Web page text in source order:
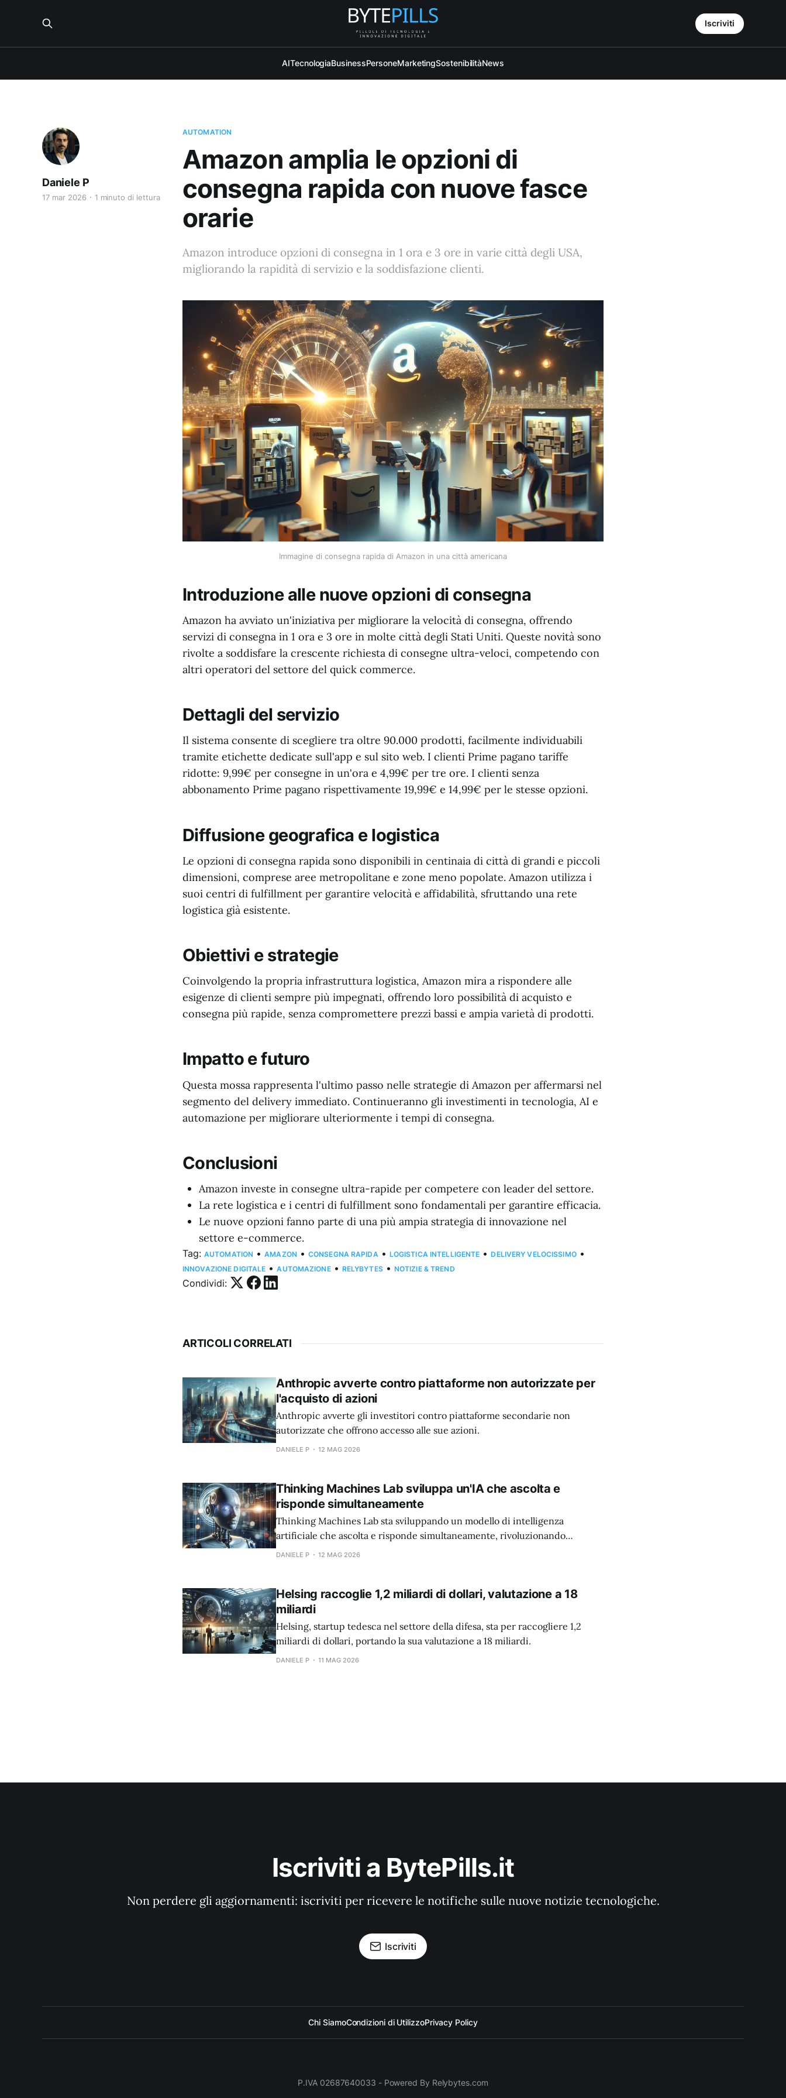
AITecnologiaBusinessPersoneMarketingSostenibilitàNews
Iscriviti
AUTOMATION
Amazon amplia le opzioni di
consegna rapida con nuove fasce
orarie
Amazon introduce opzioni di consegna in 1 ora e 3 ore in varie città degli USA,
migliorando la rapidità di servizio e la soddisfazione clienti.
Daniele P
17 mar 2026 1 minuto di lettura
Immagine di consegna rapida di Amazon in una città americana
Introduzione alle nuove opzioni di consegna
Amazon ha avviato un'iniziativa per migliorare la velocità di consegna, offrendo
servizi di consegna in 1 ora e 3 ore in molte città degli Stati Uniti. Queste novità sono
rivolte a soddisfare la crescente richiesta di consegne ultra-veloci, competendo con
altri operatori del settore del quick commerce.
Dettagli del servizio
Il sistema consente di scegliere tra oltre 90.000 prodotti, facilmente individuabili
tramite etichette dedicate sull'app e sul sito web. I clienti Prime pagano tariffe
ridotte: 9,99€ per consegne in un'ora e 4,99€ per tre ore. I clienti senza
abbonamento Prime pagano rispettivamente 19,99€ e 14,99€ per le stesse opzioni.
Diffusione geografica e logistica
Le opzioni di consegna rapida sono disponibili in centinaia di città di grandi e piccoli
dimensioni, comprese aree metropolitane e zone meno popolate. Amazon utilizza i
suoi centri di fulfillment per garantire velocità e affidabilità, sfruttando una rete
logistica già esistente.
Obiettivi e strategie
Coinvolgendo la propria infrastruttura logistica, Amazon mira a rispondere alle
esigenze di clienti sempre più impegnati, offrendo loro possibilità di acquisto e
consegna più rapide, senza compromettere prezzi bassi e ampia varietà di prodotti.
Impatto e futuro
Questa mossa rappresenta l'ultimo passo nelle strategie di Amazon per affermarsi nel
segmento del delivery immediato. Continueranno gli investimenti in tecnologia, AI e
automazione per migliorare ulteriormente i tempi di consegna.
Conclusioni
Amazon investe in consegne ultra-rapide per competere con leader del settore.
La rete logistica e i centri di fulfillment sono fondamentali per garantire efficacia.
Le nuove opzioni fanno parte di una più ampia strategia di innovazione nel
settore e-commerce.
Tag: AUTOMATION • AMAZON • CONSEGNA RAPIDA • LOGISTICA INTELLIGENTE • DELIVERY VELOCISSIMO •
INNOVAZIONE DIGITALE • AUTOMAZIONE • RELYBYTES • NOTIZIE & TREND
Condividi:
ARTICOLI CORRELATI
Anthropic avverte contro piattaforme non autorizzate per
l'acquisto di azioni
Anthropic avverte gli investitori contro piattaforme secondarie non
autorizzate che offrono accesso alle sue azioni.
DANIELE P 12 MAG 2026
Thinking Machines Lab sviluppa un'IA che ascolta e
risponde simultaneamente
Thinking Machines Lab sta sviluppando un modello di intelligenza
artificiale che ascolta e risponde simultaneamente, rivoluzionando
l'interazione uomo-macchina.
DANIELE P 12 MAG 2026
Helsing raccoglie 1,2 miliardi di dollari, valutazione a 18
miliardi
Helsing, startup tedesca nel settore della difesa, sta per raccogliere 1,2
miliardi di dollari, portando la sua valutazione a 18 miliardi.
DANIELE P 11 MAG 2026
Iscriviti a BytePills.it
Non perdere gli aggiornamenti: iscriviti per ricevere le notifiche sulle nuove notizie tecnologiche.
Iscriviti
Chi SiamoCondizioni di UtilizzoPrivacy Policy
P.IVA 02687640033 - Powered By Relybytes.com